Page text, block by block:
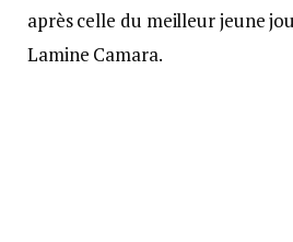
après celle du meilleur jeune
Lamine Camara.